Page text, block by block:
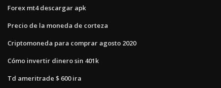
Forex mt4 descargar apk
Precio de la moneda de corteza
Criptomoneda para comprar agosto 2020
Cómo invertir dinero sin 401k
Td ameritrade $ 600 ira